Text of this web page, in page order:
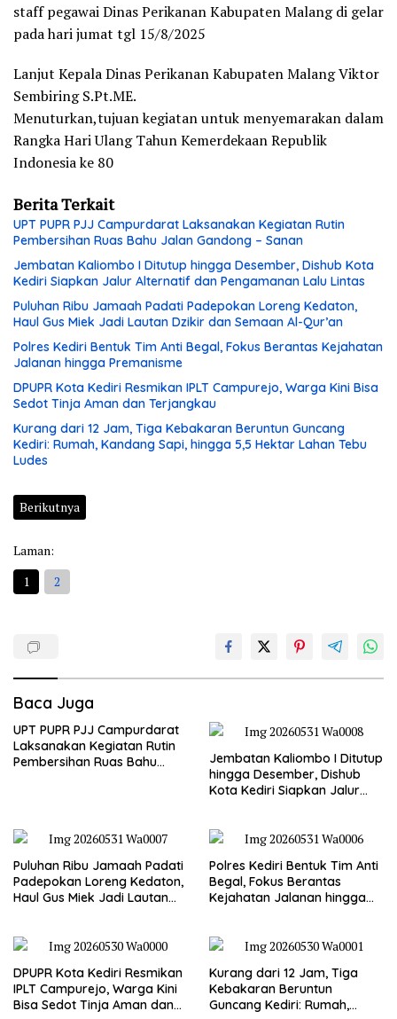
staff pegawai Dinas Perikanan Kabupaten Malang di gelar
pada hari jumat tgl 15/8/2025
Lanjut Kepala Dinas Perikanan Kabupaten Malang Viktor
Sembiring S.Pt.ME.
Menuturkan,tujuan kegiatan untuk menyemarakan dalam
Rangka Hari Ulang Tahun Kemerdekaan Republik
Indonesia ke 80
Berita Terkait
UPT PUPR PJJ Campurdarat Laksanakan Kegiatan Rutin
Pembersihan Ruas Bahu Jalan Gandong – Sanan
Jembatan Kaliombo I Ditutup hingga Desember, Dishub Kota
Kediri Siapkan Jalur Alternatif dan Pengamanan Lalu Lintas
Puluhan Ribu Jamaah Padati Padepokan Loreng Kedaton,
Haul Gus Miek Jadi Lautan Dzikir dan Semaan Al-Qur’an
Polres Kediri Bentuk Tim Anti Begal, Fokus Berantas Kejahatan
Jalanan hingga Premanisme
DPUPR Kota Kediri Resmikan IPLT Campurejo, Warga Kini Bisa
Sedot Tinja Aman dan Terjangkau
Kurang dari 12 Jam, Tiga Kebakaran Beruntun Guncang
Kediri: Rumah, Kandang Sapi, hingga 5,5 Hektar Lahan Tebu
Ludes
Berikutnya
Laman:
1
2
Baca Juga
UPT PUPR PJJ Campurdarat
Laksanakan Kegiatan Rutin
Pembersihan Ruas Bahu
Jembatan Kaliombo I Ditutup
hingga Desember, Dishub
Kota Kediri Siapkan Jalur
Puluhan Ribu Jamaah Padati
Padepokan Loreng Kedaton,
Haul Gus Miek Jadi Lautan
Polres Kediri Bentuk Tim Anti
Begal, Fokus Berantas
Kejahatan Jalanan hingga
DPUPR Kota Kediri Resmikan
IPLT Campurejo, Warga Kini
Bisa Sedot Tinja Aman dan
Kurang dari 12 Jam, Tiga
Kebakaran Beruntun
Guncang Kediri: Rumah,